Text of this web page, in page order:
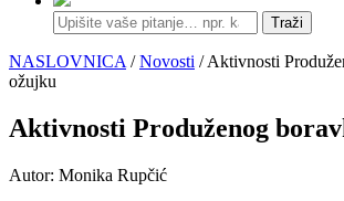
Traži
NASLOVNICA /Novosti / Aktivnosti
ožujku
Aktivnosti Produženog
Autor: Monika Rupčić